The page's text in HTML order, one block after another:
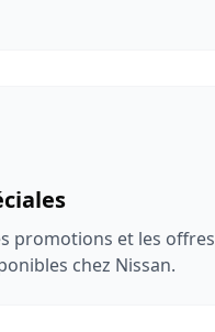
promotions et les offres
chez Nissan.